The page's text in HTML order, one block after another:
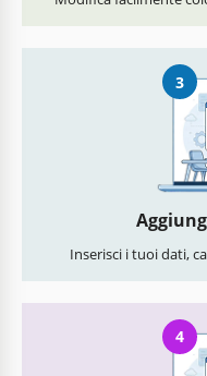
3
Inserisci i tuoi dati,
4